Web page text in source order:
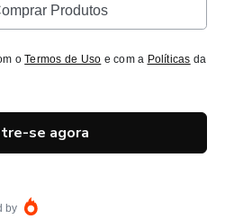
Produtos
oTermos de Uso e com a Políticas da
se agora
by